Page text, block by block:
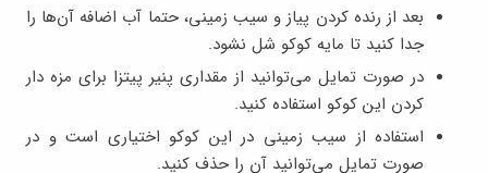
بعد از رنده کردن پیاز و سیب زمینی، حتما آب اضافه آن‌ها را
جدا کنید تا مایه کوکو شل نشود.
در صورت تمایل می‌توانید از مقداری پنیر پیتزا برای مزه دار
کردن این کوکو استفاده کنید.
استفاده از سیب زمینی در این کوکو اختیاری است و در
صورت تمایل می‌توانید آن را حذف کنید.